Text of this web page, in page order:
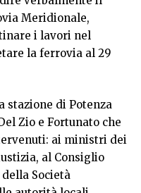
Meridionale,
i lavori nel
la ferrovia al 29
stazione di Potenza
Zio e Fortunato che
ai ministri dei
al Consiglio
Società